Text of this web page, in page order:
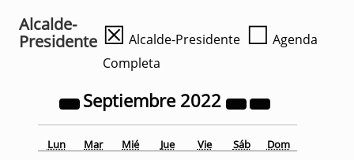
Alcalde-
Presidente ☒ Alcalde-Presidente ☐ Agenda
Completa
Septiembre 2022
Lun Mar Mié Jue Vie Sáb Dom